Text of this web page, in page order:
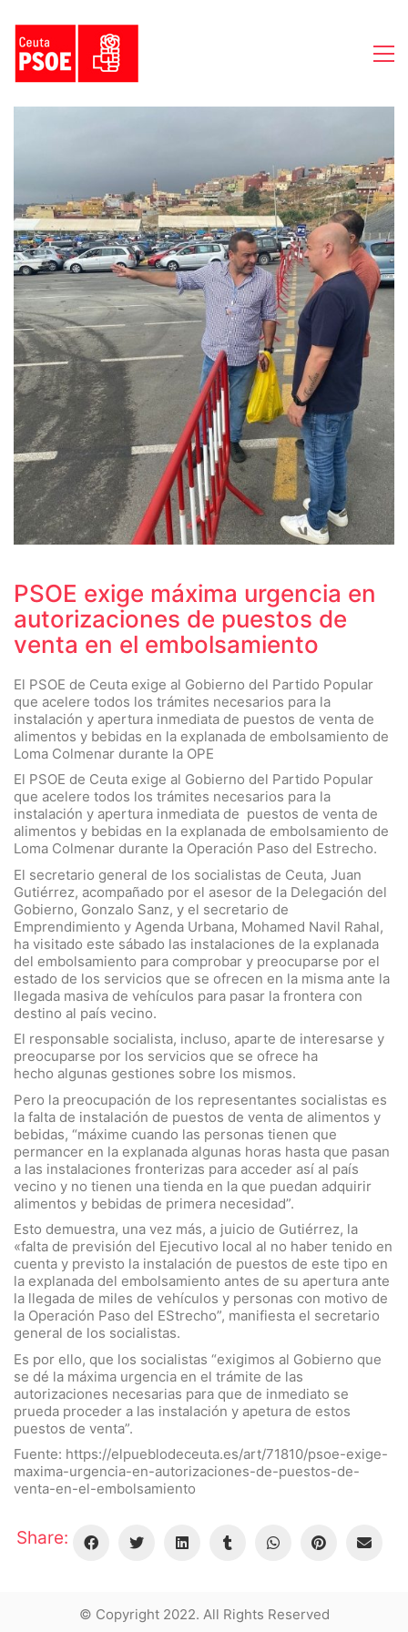
PSOE exige máxima urgencia en
autorizaciones de puestos de
venta en el embolsamiento
El PSOE de Ceuta exige al Gobierno del Partido Popular
que acelere todos los trámites necesarios para la
instalación y apertura inmediata de puestos de venta de
alimentos y bebidas en la explanada de embolsamiento de
Loma Colmenar durante la OPE
El PSOE de Ceuta exige al Gobierno del Partido Popular
que acelere todos los trámites necesarios para la
instalación y apertura inmediata de puestos de venta de
alimentos y bebidas en la explanada de embolsamiento de
Loma Colmenar durante la Operación Paso del Estrecho.
El secretario general de los socialistas de Ceuta, Juan
Gutiérrez, acompañado por el asesor de la Delegación del
Gobierno, Gonzalo Sanz, y el secretario de
Emprendimiento y Agenda Urbana, Mohamed Navil Rahal,
ha visitado este sábado las instalaciones de la explanada
del embolsamiento para comprobar y preocuparse por el
estado de los servicios que se ofrecen en la misma ante la
llegada masiva de vehículos para pasar la frontera con
destino al país vecino.
El responsable socialista, incluso, aparte de interesarse y
preocuparse por los servicios que se ofrece ha
hecho algunas gestiones sobre los mismos.
Pero la preocupación de los representantes socialistas es
la falta de instalación de puestos de venta de alimentos y
bebidas, “máxime cuando las personas tienen que
permancer en la explanada algunas horas hasta que pasan
a las instalaciones fronterizas para acceder así al país
vecino y no tienen una tienda en la que puedan adquirir
alimentos y bebidas de primera necesidad”.
Esto demuestra, una vez más, a juicio de Gutiérrez, la
«falta de previsión del Ejecutivo local al no haber tenido en
cuenta y previsto la instalación de puestos de este tipo en
la explanada del embolsamiento antes de su apertura ante
la llegada de miles de vehículos y personas con motivo de
la Operación Paso del EStrecho”, manifiesta el secretario
general de los socialistas.
Es por ello, que los socialistas “exigimos al Gobierno que
se dé la máxima urgencia en el trámite de las
autorizaciones necesarias para que de inmediato se
prueda proceder a las instalación y apetura de estos
puestos de venta”.
Fuente: https://elpueblodeceuta.es/art/71810/psoe-exige-
maxima-urgencia-en-autorizaciones-de-puestos-de-
venta-en-el-embolsamiento
Share:
© Copyright 2022. All Rights Reserved